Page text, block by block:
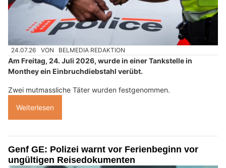
24.07.26 VON BELMEDIA REDAKTION
Am Freitag, 24. Juli 2026, wurde in einer Tankstelle in
Monthey ein Einbruchdiebstahl verübt.
Zwei mutmassliche Täter wurden festgenommen.
Weiterlesen
Genf GE: Polizei warnt vor Ferienbeginn vor
ungültigen Reisedokumenten